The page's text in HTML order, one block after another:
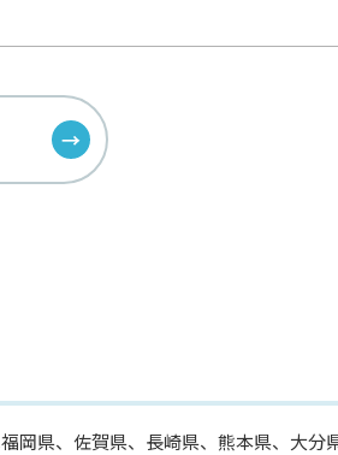
岡県、佐賀県、長崎県、熊本県、大分